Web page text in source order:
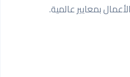
بمعايير عالمية.